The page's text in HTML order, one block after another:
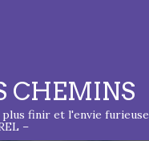
CHEMINS
plus finir et l'envie
–